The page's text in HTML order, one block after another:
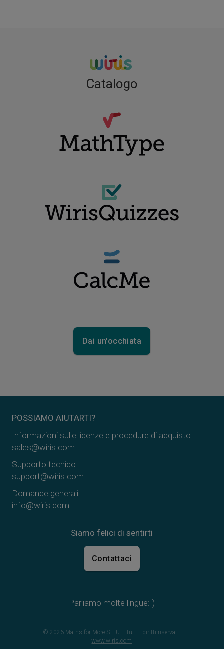
Catalogo
Dai un'occhiata
POSSIAMO AIUTARTI?
Informazioni sulle licenze e procedure di acquisto
sales@wiris.com
Supporto tecnico
support@wiris.com
Domande generali
info@wiris.com
Siamo felici di sentirti
Contattaci
Parliamo molte lingue:-)
© 2026 Maths for More S.L.U. - Tutti i diritti riservati.
www.wiris.com